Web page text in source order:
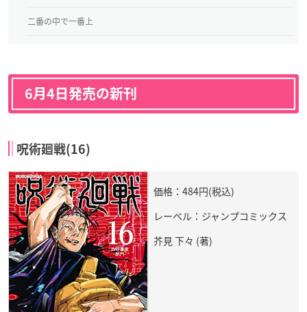
二番の中で一番上
6月4日発売の新刊
呪術廻戦(16)
価格：484円(税込)
レーベル：ジャンプコミックス
芥見 下々 (著)